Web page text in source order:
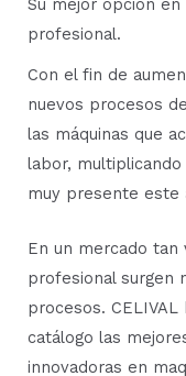
Su mejor opción
profesional.
Con el fin de
nuevos procesos
las máquinas que
labor, multiplicando
muy presente este
En un mercado tan
profesional surgen
procesos.
catálogo las
innovadoras en